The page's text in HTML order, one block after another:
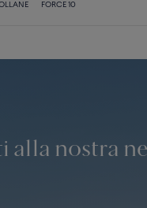
FORCE 10
alla nostra